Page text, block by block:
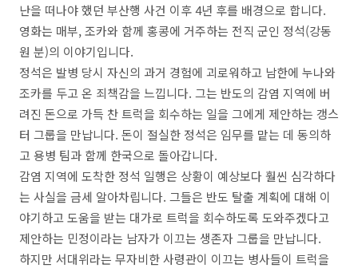
난을 떠나야 했던 부산행 사건 이후 4년 후를 배경으로 합니다.
영화는 매부, 조카와 함께 홍콩에 거주하는 전직 군인 정석(강동
원 분)의 이야기입니다.
정석은 발병 당시 자신의 과거 경험에 괴로워하고 남한에 누나와
조카를 두고 온 죄책감을 느낍니다. 그는 반도의 감염 지역에 버
려진 돈으로 가득 찬 트럭을 회수하는 일을 그에게 제안하는 갱스
터 그룹을 만납니다. 돈이 절실한 정석은 임무를 맡는 데 동의하
고 용병 팀과 함께 한국으로 돌아갑니다.
감염 지역에 도착한 정석 일행은 상황이 예상보다 훨씬 심각하다
는 사실을 금세 알아차립니다. 그들은 반도 탈출 계획에 대해 이
야기하고 도움을 받는 대가로 트럭을 회수하도록 도와주겠다고
제안하는 민정이라는 남자가 이끄는 생존자 그룹을 만납니다.
하지만 서대위라는 무자비한 사령관이 이끄는 병사들이 트럭을